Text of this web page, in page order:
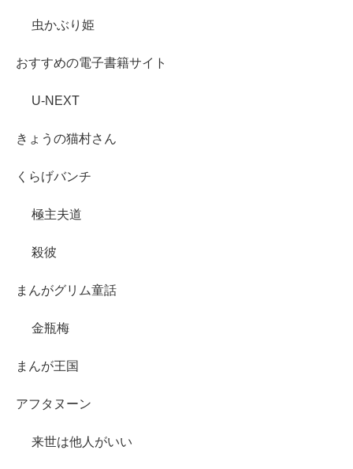
虫かぶり姫
おすすめの電子書籍サイト
U-NEXT
きょうの猫村さん
くらげバンチ
極主夫道
殺彼
まんがグリム童話
金瓶梅
まんが王国
アフタヌーン
来世は他人がいい